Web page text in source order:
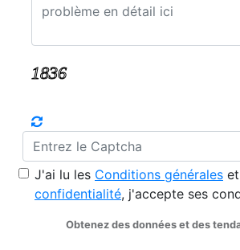
J'ai lu les Conditions générales et
confidentialité, j'accepte ses
Obtenez des données et des